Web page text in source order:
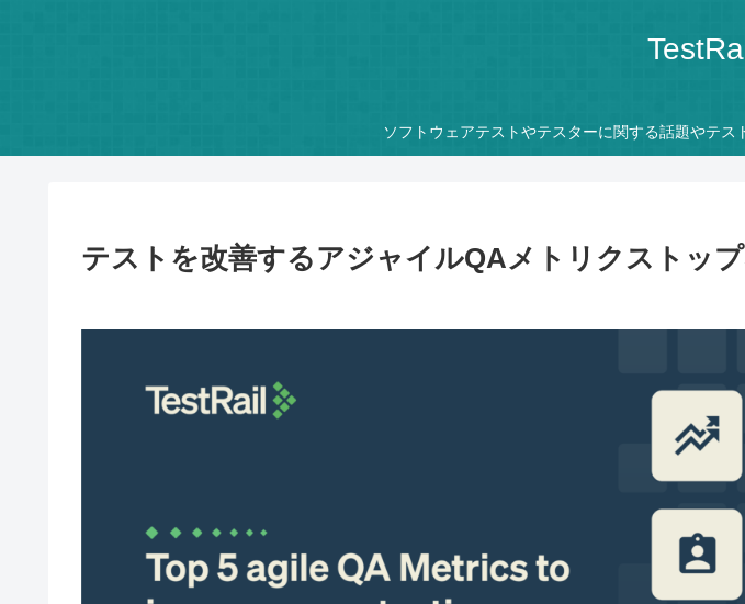
ソフトウェアテストやテスターに関する話題やテス
テストを改善するアジャイルQAメトリクストッ